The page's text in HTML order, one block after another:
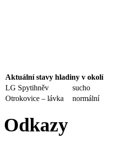
Aktuální stavy hladiny v okolí
LG Spytihněv
sucho
Otrokovice – lávka
normální
Odkazy